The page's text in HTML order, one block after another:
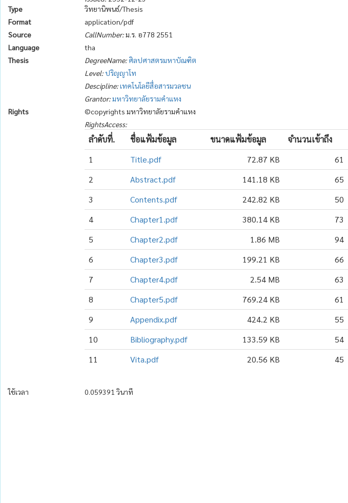
Type
วิทยานิพนธ์/Thesis
Format
application/pdf
Source
CallNumber:ม.ร. อ778 2551
Language
tha
Thesis
DegreeName: ศิลปศาสตรมหาบัณฑิต
Level:ปริญญาโท
Descipline:เทคโนโลยีสื่อสารมวลชน
Grantor:มหาวิทยาลัยรามคำแหง
Rights
©copyrights มหาวิทยาลัยรามคำแหง
RightsAccess:
ลำดับที่. ชื่อแฟ้มข้อมูล ขนาดแฟ้มข้อมูล จำนวนเข้าถึง
1
Title.pdf 72.87 KB 61
2
Abstract.pdf 141.18 KB 65
3
Contents.pdf 242.82 KB 50
4
Chapter1.pdf 380.14 KB 73
5
Chapter2.pdf 1.86 MB 94
6
Chapter3.pdf 199.21 KB 66
7
Chapter4.pdf 2.54 MB 63
8
Chapter5.pdf 769.24 KB 61
9
Appendix.pdf 424.2 KB 55
10
Bibliography.pdf 133.59 KB 54
11
Vita.pdf 20.56 KB 45
ใช้เวลา 0.059391 วินาที